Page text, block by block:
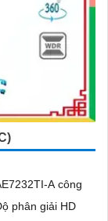
A công